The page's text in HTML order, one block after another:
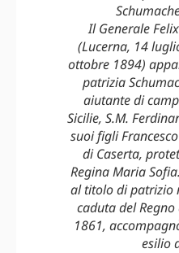
Il Generale
(Lucerna, 14
ottobre 1894)
patrizia
aiutante di
Sicilie, S.M.
suoi figli
di Caserta,
Regina Maria
al titolo di patrizio
caduta del
1861,
esilio